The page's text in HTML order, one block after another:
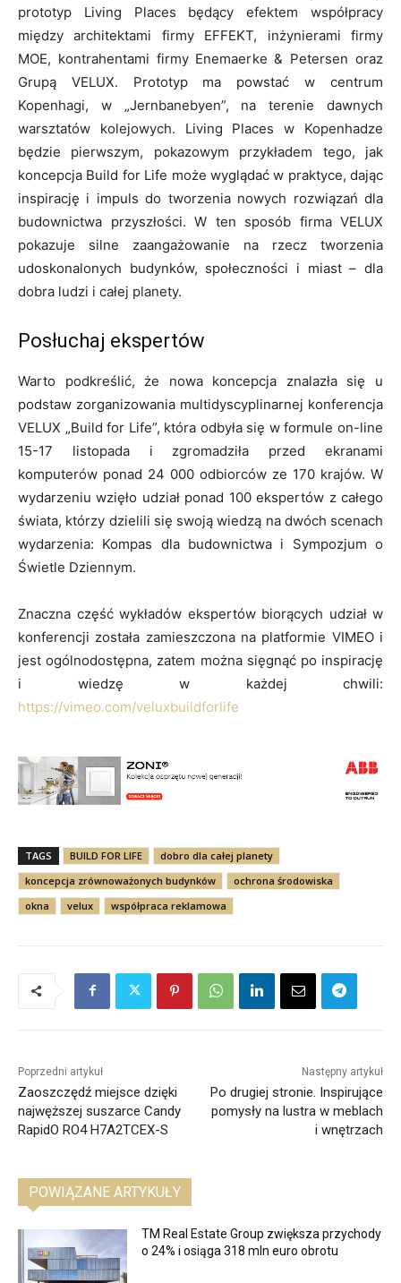
prototyp Living Places będący efektem współpracy
między architektami firmy EFFEKT, inżynierami firmy
MOE, kontrahentami firmy Enemaerke & Petersen oraz
Grupą VELUX. Prototyp ma powstać w centrum
Kopenhagi, w „Jernbanebyen”, na terenie dawnych
warsztatów kolejowych. Living Places w Kopenhadze
będzie pierwszym, pokazowym przykładem tego, jak
koncepcja Build for Life może wyglądać w praktyce, dając
inspirację i impuls do tworzenia nowych rozwiązań dla
budownictwa przyszłości. W ten sposób firma VELUX
pokazuje silne zaangażowanie na rzecz tworzenia
udoskonalonych budynków, społeczności i miast – dla
dobra ludzi i całej planety.
Posłuchaj ekspertów
Warto podkreślić, że nowa koncepcja znalazła się u
podstaw zorganizowania multidyscyplinarnej konferencja
VELUX „Build for Life”, która odbyła się w formule on-line
15-17 listopada i zgromadziła przed ekranami
komputerów ponad 24 000 odbiorców ze 170 krajów. W
wydarzeniu wzięło udział ponad 100 ekspertów z całego
świata, którzy dzielili się swoją wiedzą na dwóch scenach
wydarzenia: Kompas dla budownictwa i Sympozjum o
Świetle Dziennym.
Znaczna część wykładów ekspertów biorących udział w
konferencji została zamieszczona na platformie VIMEO i
jest ogólnodostępna, zatem można sięgnąć po inspirację
i wiedzę w każdej chwili:
https://vimeo.com/veluxbuildforlife
TAGS BUILD FOR LIFE
dobro dla całej planety
koncepcja zrównoważonych budynków
ochrona środowiska
okna
velux współpraca reklamowa
Poprzedni artykuł
Zaoszczędź miejsce dzięki
najwęższej suszarce Candy
RapidO RO4 H7A2TCEX-S
Następny artykuł
Po drugiej stronie. Inspirujące
pomysły na lustra w meblach
i wnętrzach
POWIĄZANE ARTYKUŁY
TM Real Estate Group zwiększa przychody
o 24% i osiąga 318 mln euro obrotu